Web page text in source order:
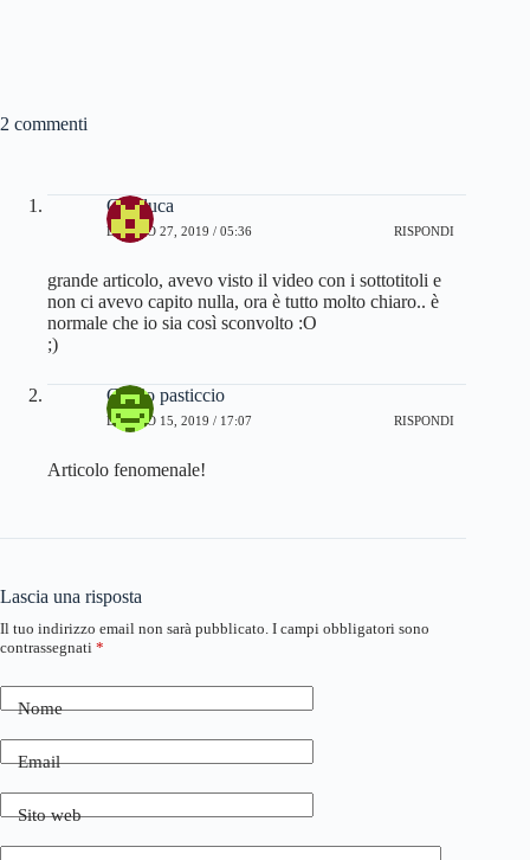
2 commenti
Gianluca
LUGLIO 27, 2019 / 05:36 RISPONDI
grande articolo, avevo visto il video con i sottotitoli e
non ci avevo capito nulla, ora è tutto molto chiaro.. è
normale che io sia così sconvolto :O
;)
Ciccio pasticcio
LUGLIO 15, 2019 / 17:07 RISPONDI
Articolo fenomenale!
Lascia una risposta
Il tuo indirizzo email non sarà pubblicato. I campi obbligatori sono
contrassegnati *
Nome
Email
Sito web